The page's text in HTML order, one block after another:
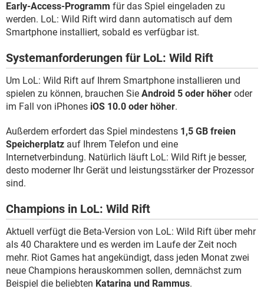
Early-Access-Programm für das Spiel eingeladen zu
werden. LoL: Wild Rift wird dann automatisch auf dem
Smartphone installiert, sobald es verfügbar ist.
Systemanforderungen für LoL: Wild Rift
Um LoL: Wild Rift auf Ihrem Smartphone installieren und
spielen zu können, brauchen Sie Android 5 oder höher oder
im Fall von iPhones iOS 10.0 oder höher.
Außerdem erfordert das Spiel mindestens 1,5 GB freien
Speicherplatz auf Ihrem Telefon und eine
Internetverbindung. Natürlich läuft LoL: Wild Rift je besser,
desto moderner Ihr Gerät und leistungsstärker der Prozessor
sind.
Champions in LoL: Wild Rift
Aktuell verfügt die Beta-Version von LoL: Wild Rift über mehr
als 40 Charaktere und es werden im Laufe der Zeit noch
mehr. Riot Games hat angekündigt, dass jeden Monat zwei
neue Champions herauskommen sollen, demnächst zum
Beispiel die beliebten Katarina und Rammus.